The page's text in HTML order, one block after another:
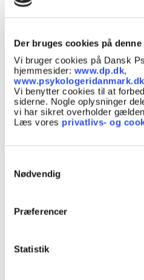
Der bruges cookies på denne
Vi bruger cookies på Dansk
hjemmesider: www.dp.dk,
www.psykologeridanmark.dk
Vi benytter cookies til at
siderne. Nogle oplysninger
vi har sikret overholder
Læs vores privatlivs- og
Nødvendig
Præferencer
Statistik
for Voksenpsykiatri eller
ungdomspsykiatri.
er en fuldtidsstilling, den
introduktionsuddannelse
hoveduddannelse, som
På uddannelsen får
som er med til at styrke
regioner, som udbydes af
at anvende søgekriterierne